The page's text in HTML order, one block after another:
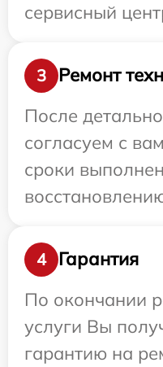
сервисный
3
Ремонт
После
согласуем с
сроки
4
Гарантия
По окончании
услуги Вы
гарантию на